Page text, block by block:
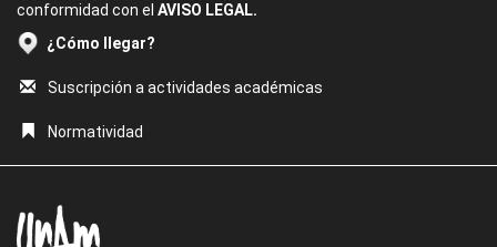
conformidad con el AVISO LEGAL.
¿Cómo llegar?
Suscripción a actividades académicas
Normatividad